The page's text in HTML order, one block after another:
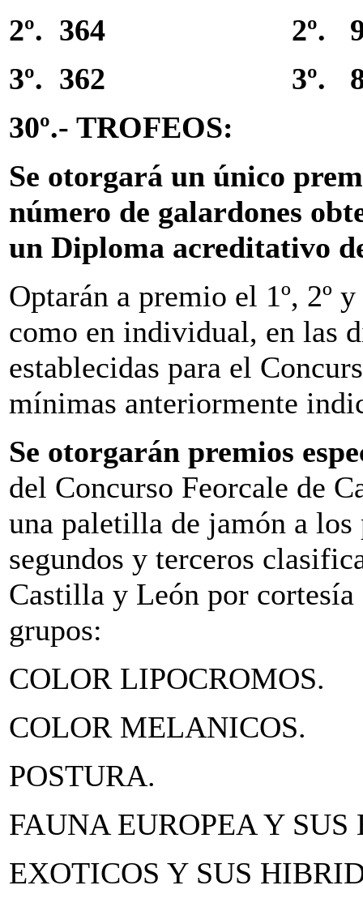
2º. 364 2º.
3º. 362 3º.
30º.- TROFEOS:
Se otorgará un único
número de galardones
un Diploma acreditativo
Optarán a premio el 1º, 2º
como en individual, en las
establecidas para el
mínimas anteriormente
Se otorgarán premios
del Concurso Feorcale de
una paletilla de jamón a
segundos y terceros
Castilla y León por cortesía
grupos:
COLOR LIPOCROMOS.
COLOR MELANICOS.
POSTURA.
FAUNA EUROPEA Y SUS
EXOTICOS Y SUS